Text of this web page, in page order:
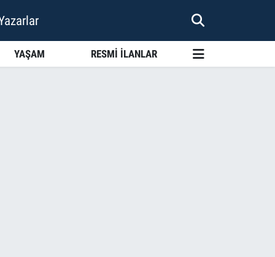
YAŞAM RESMİ İLANLAR